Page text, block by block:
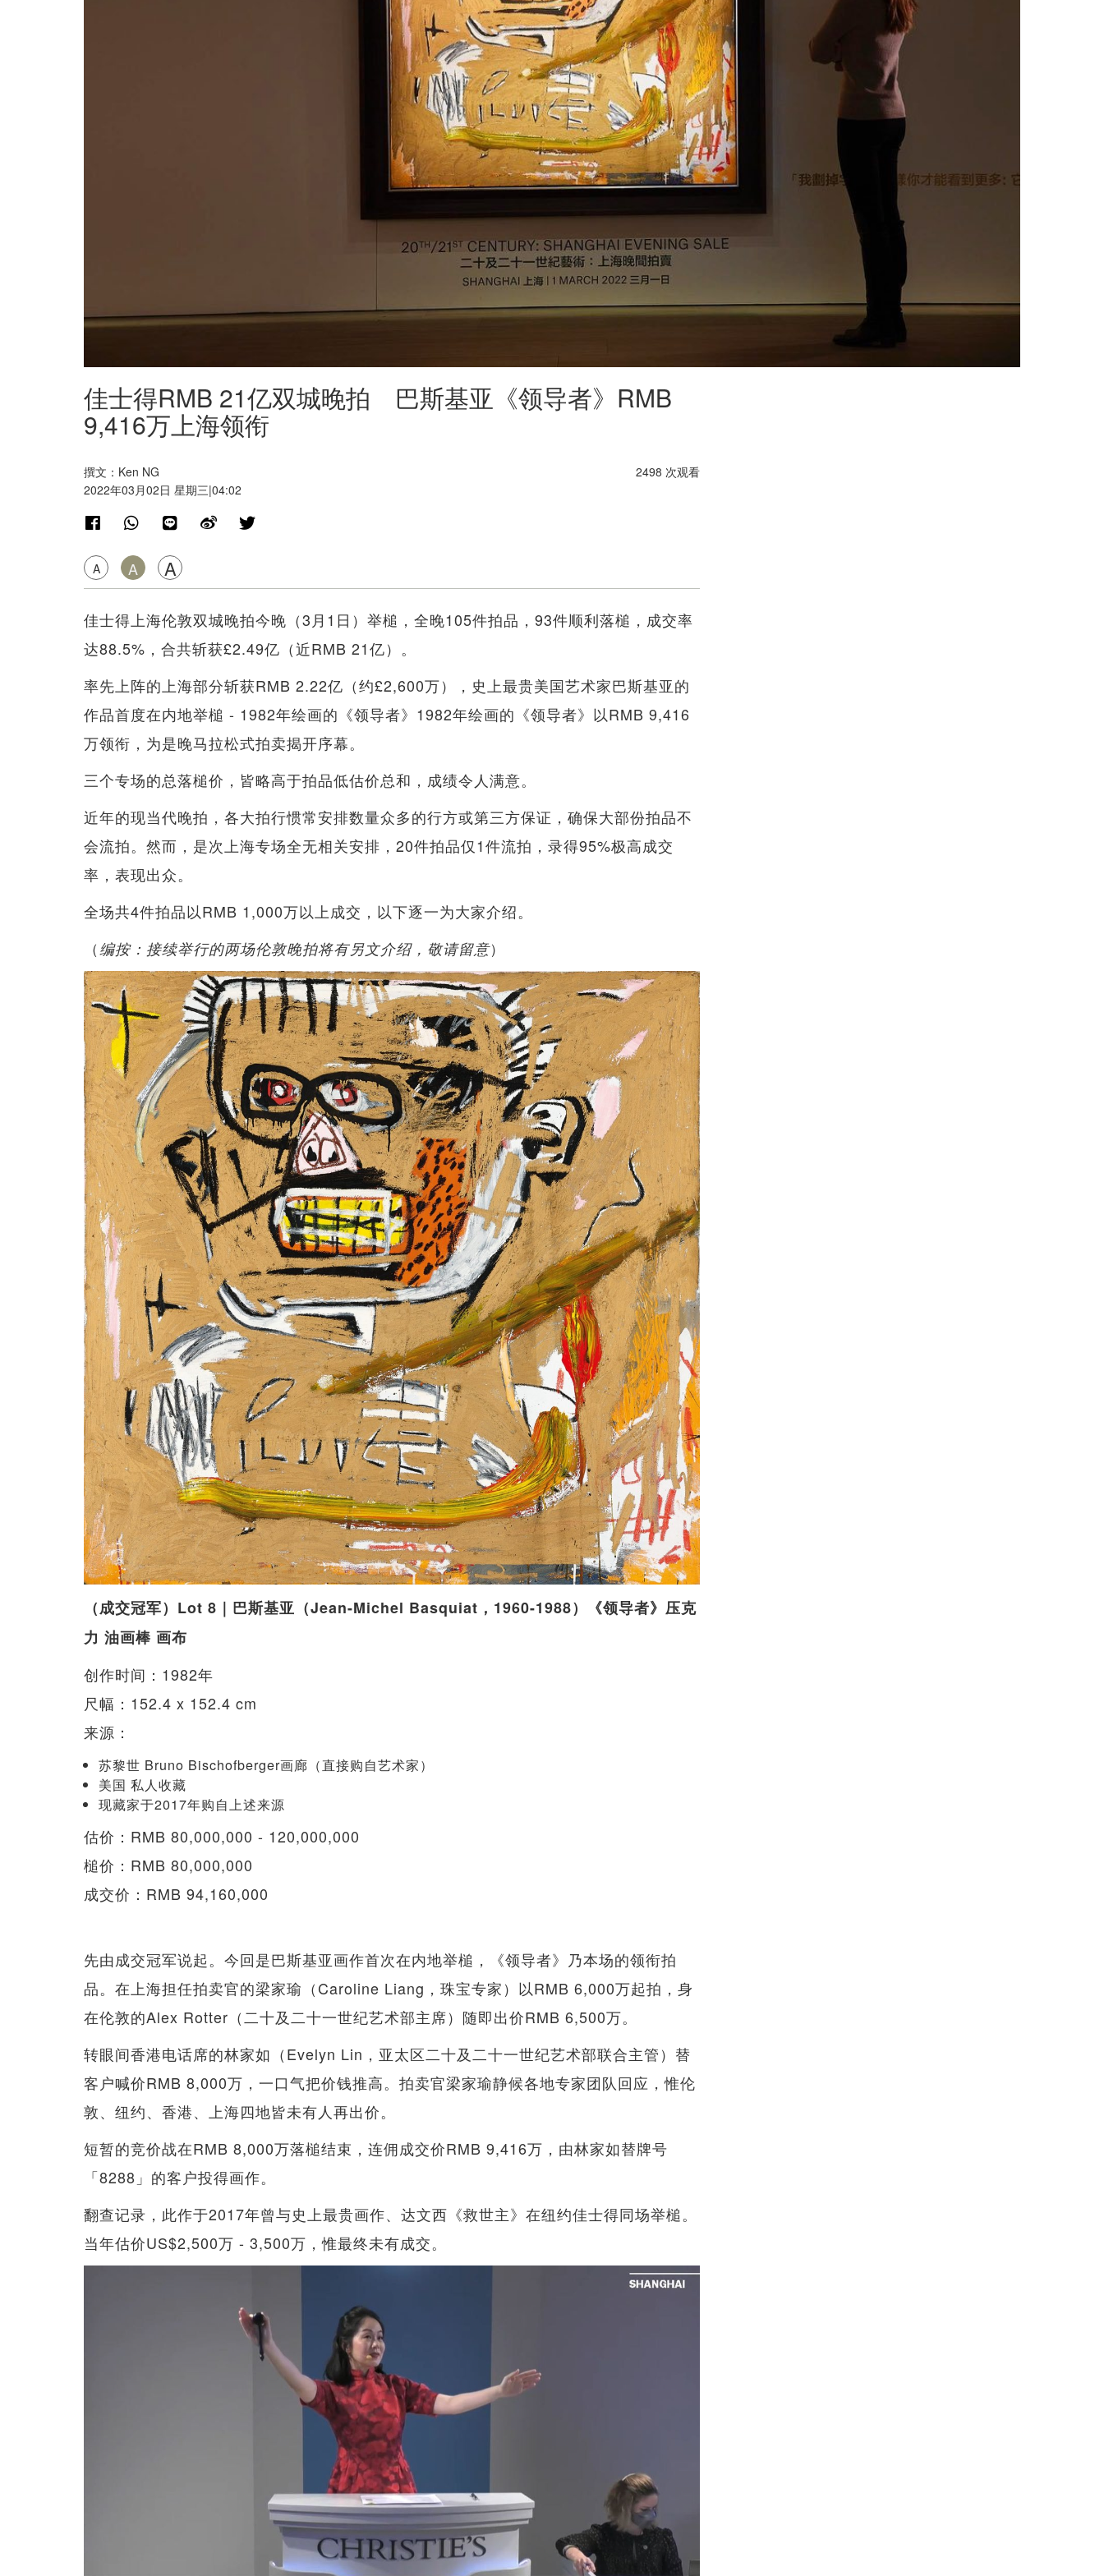
佳士得RMB 21亿双城晚拍 巴斯基亚《领导者》RMB
9,416万上海领衔
撰文：Ken NG
2022年03月02日 星期三|04:02
A A A
2498 次观看
佳士得上海伦敦双城晚拍今晚（3月1日）举槌，全晚105件拍品，93件顺利落槌，成交率
达88.5%，合共斩获£2.49亿（近RMB 21亿）。
率先上阵的上海部分斩获RMB 2.22亿（约£2,600万），史上最贵美国艺术家巴斯基亚的
作品首度在内地举槌 - 1982年绘画的《领导者》1982年绘画的《领导者》以RMB 9,416
万领衔，为是晚马拉松式拍卖揭开序幕。
三个专场的总落槌价，皆略高于拍品低估价总和，成绩令人满意。
近年的现当代晚拍，各大拍行惯常安排数量众多的行方或第三方保证，确保大部份拍品不
会流拍。然而，是次上海专场全无相关安排，20件拍品仅1件流拍，录得95%极高成交
率，表现出众。
全场共4件拍品以RMB 1,000万以上成交，以下逐一为大家介绍。
（ 编按：接续举行的两场伦敦晚拍将有另文介绍，敬请留意）
（成交冠军）Lot 8｜巴斯基亚（Jean-Michel Basquiat，1960-1988）《领导者》压克
力 油画棒 画布
创作时间：1982年
尺幅：152.4 x 152.4 cm
来源：
苏黎世 Bruno Bischofberger画廊（直接购自艺术家）
美国 私人收藏
现藏家于2017年购自上述来源
估价：RMB 80,000,000 - 120,000,000
槌价：RMB 80,000,000
成交价：RMB 94,160,000
先由成交冠军说起。今回是巴斯基亚画作首次在内地举槌，《领导者》乃本场的领衔拍
品。在上海担任拍卖官的梁家瑜（Caroline Liang，珠宝专家）以RMB 6,000万起拍，身
在伦敦的Alex Rotter（二十及二十一世纪艺术部主席）随即出价RMB 6,500万。
转眼间香港电话席的林家如（Evelyn Lin，亚太区二十及二十一世纪艺术部联合主管）替
客户喊价RMB 8,000万，一口气把价钱推高。拍卖官梁家瑜静候各地专家团队回应，惟伦
敦、纽约、香港、上海四地皆未有人再出价。
短暂的竞价战在RMB 8,000万落槌结束，连佣成交价RMB 9,416万，由林家如替牌号
「8288」的客户投得画作。
翻查记录，此作于2017年曾与史上最贵画作、达文西《救世主》在纽约佳士得同场举槌。
当年估价US$2,500万 - 3,500万，惟最终未有成交。